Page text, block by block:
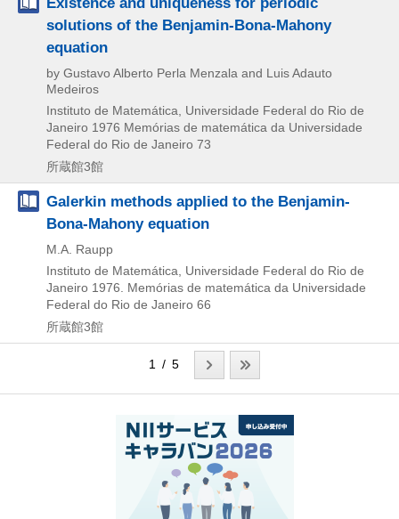
solutions of the Benjamin-Bona-Mahony
equation
by Gustavo Alberto Perla Menzala and Luis Adauto
Medeiros
Instituto de Matemática, Universidade Federal do Rio de
Janeiro 1976 Memórias de matemática da Universidade
Federal do Rio de Janeiro 73
所蔵館3館
Galerkin methods applied to the Benjamin-
Bona-Mahony equation
M.A. Raupp
Instituto de Matemática, Universidade Federal do Rio de
Janeiro 1976.
Memórias de matemática da Universidade
Federal do Rio de Janeiro 66
所蔵館3館
1 / 5